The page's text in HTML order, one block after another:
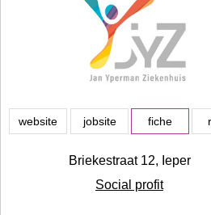
website jobsite fiche
Briekestraat 12, Ieper
Social profit